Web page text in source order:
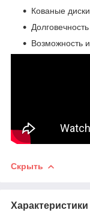
Кованые
Долговечность
Возможность
Скрыть
Характеристики